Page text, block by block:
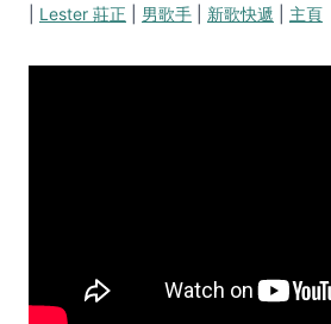
Lester 莊正 男歌手 新歌快遞 主頁